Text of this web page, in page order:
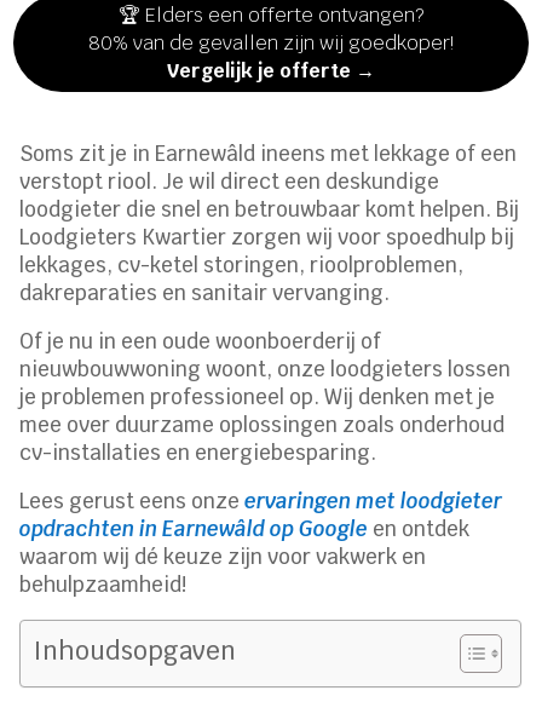
🏆 Elders een offerte ontvangen?
80% van de gevallen zijn wij goedkoper!
Vergelijk je offerte →
Soms zit je in Earnewâld ineens met lekkage of een
verstopt riool. Je wil direct een deskundige
loodgieter die snel en betrouwbaar komt helpen. Bij
Loodgieters Kwartier zorgen wij voor spoedhulp bij
lekkages, cv-ketel storingen, rioolproblemen,
dakreparaties en sanitair vervanging.
Of je nu in een oude woonboerderij of
nieuwbouwwoning woont, onze loodgieters lossen
je problemen professioneel op. Wij denken met je
mee over duurzame oplossingen zoals onderhoud
cv-installaties en energiebesparing.
Lees gerust eens onzeervaringen met loodgieter
opdrachten in Earnewâld op Google en ontdek
waarom wij dé keuze zijn voor vakwerk en
behulpzaamheid!
Inhoudsopgaven